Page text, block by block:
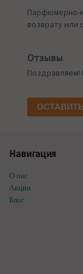
Парфюмерно-
возврату или
Отзывы
Навигация
О нас
Акции
Блог